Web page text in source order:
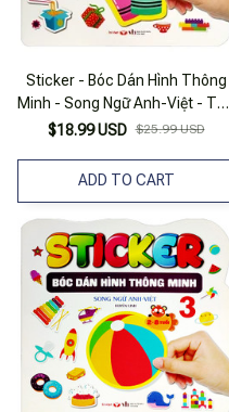
Sticker - Bóc Dán Hình Thông
Minh - Song Ngữ Anh-Việt - Tập
5
$18.99 USD $25.99 USD
ADD TO CART